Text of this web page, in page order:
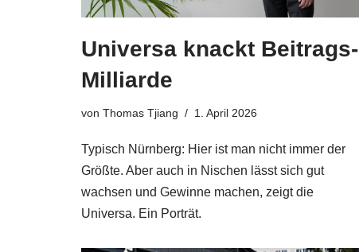
Universa knackt Beitrags-
Milliarde
von Thomas Tjiang 1. April 2026
Typisch Nürnberg: Hier ist man nicht immer der
Größte. Aber auch in Nischen lässt sich gut
wachsen und Gewinne machen, zeigt die
Universa. Ein Porträt.